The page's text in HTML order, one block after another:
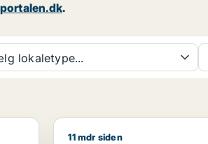
.
lokaletype...
Midtjylland
Martin søger
11 mdr siden